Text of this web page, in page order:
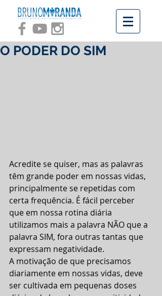
O PODER DO SIM
Acredite se quiser, mas as palavras
têm grande poder em nossas vidas,
principalmente se repetidas com
certa frequência. É fácil perceber
que em nossa rotina diária
utilizamos mais a palavra NÃO que a
palavra SIM, fora outras tantas que
expressam negatividade.
A motivação de que precisamos
diariamente em nossas vidas, deve
ser cultivada em pequenas doses